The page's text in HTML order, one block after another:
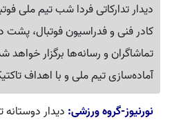
دیدار تدارکاتی فردا شب تیم ملی
کادر فنی و فدراسیون فوتبال،
تماشاگران و رسانه‌ها برگزار
آماده‌سازی تیم ملی و با اهداف
نورنیوز-گروه ورزشی: دیدار دوستانه